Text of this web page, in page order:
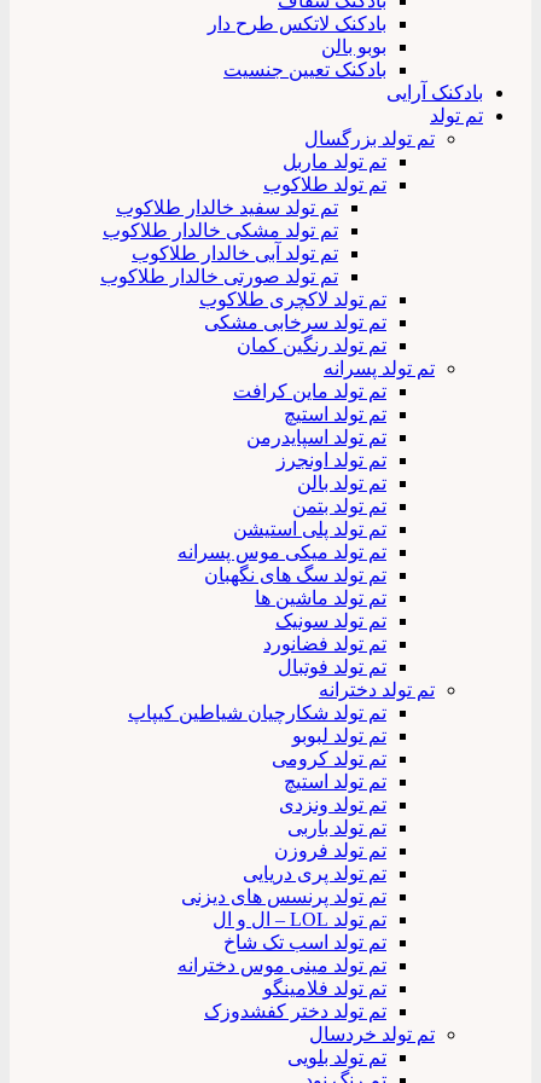
بادکنک لاتکس طرح دار
بوبو بالن
بادکنک تعیین جنسیت
بادکنک آرایی
تم تولد
تم تولد بزرگسال
تم تولد ماربل
تم تولد طلاکوب
تم تولد سفید خالدار طلاکوب
تم تولد مشکی خالدار طلاکوب
تم تولد آبی خالدار طلاکوب
تم تولد صورتی خالدار طلاکوب
تم تولد لاکچری طلاکوب
تم تولد سرخابی مشکی
تم تولد رنگین کمان
تم تولد پسرانه
تم تولد ماین کرافت
تم تولد استیچ
تم تولد اسپایدرمن
تم تولد اونجرز
تم تولد بالن
تم تولد بتمن
تم تولد پلی استیشن
تم تولد میکی موس پسرانه
تم تولد سگ های نگهبان
تم تولد ماشین ها
تم تولد سونیک
تم تولد فضانورد
تم تولد فوتبال
تم تولد دخترانه
تم تولد شکارچیان شیاطین کیپاپ
تم تولد لبوبو
تم تولد کرومی
تم تولد استیچ
تم تولد ونزدی
تم تولد باربی
تم تولد فروزن
تم تولد پری دریایی
تم تولد پرنسس های دیزنی
تم تولد LOL – ال و ال
تم تولد اسب تک شاخ
تم تولد مینی موس دخترانه
تم تولد فلامینگو
تم تولد دختر کفشدوزک
تم تولد خردسال
تم تولد بلویی